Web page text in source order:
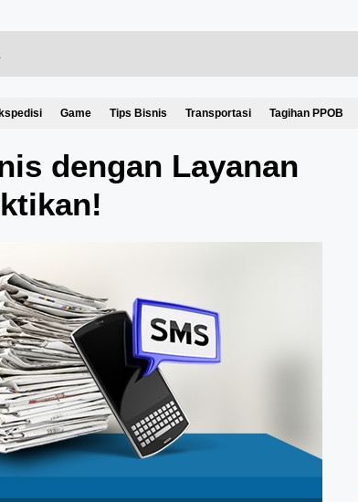
Game Tips Bisnis Transportasi Tagihan PPOB
dengan Layanan